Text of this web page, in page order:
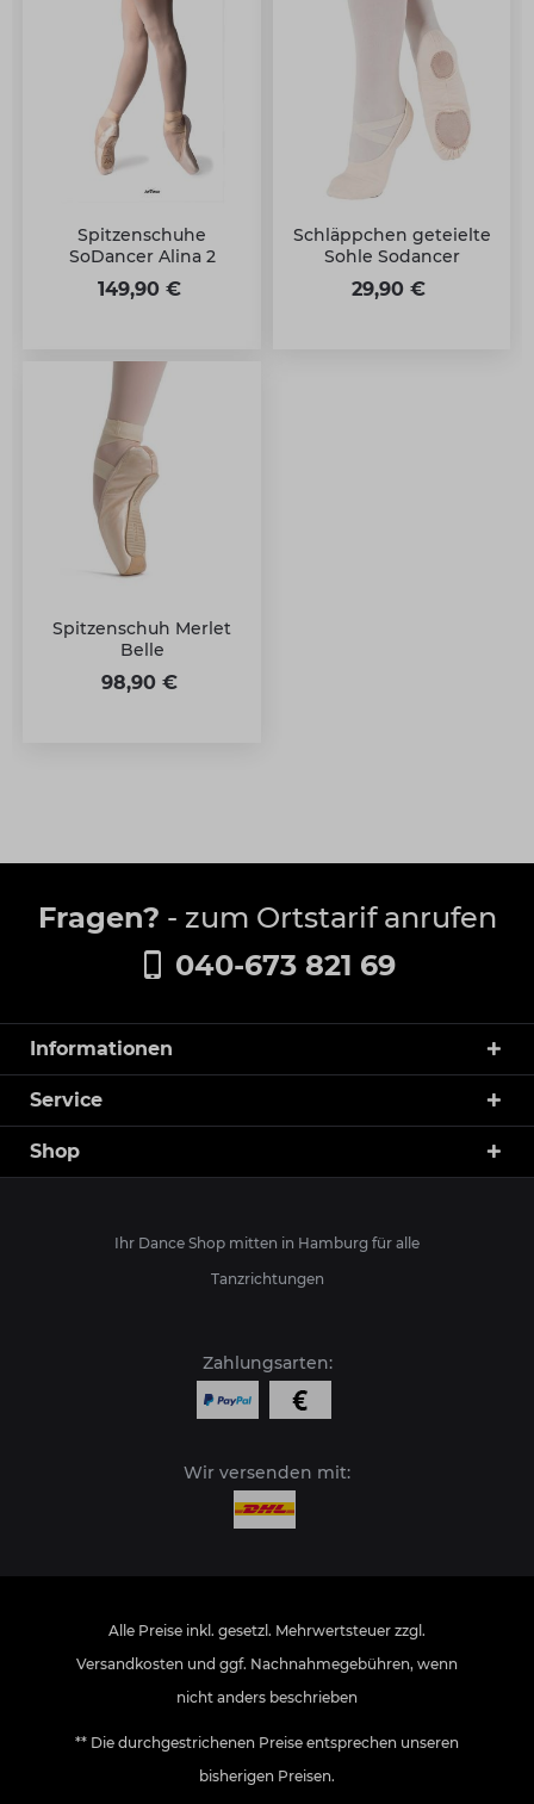
Spitzenschuhe
SoDancer Alina 2
149,90 €
Schläppchen geteielte
Sohle Sodancer
29,90 €
Spitzenschuh Merlet
Belle
98,90 €
Fragen? - zum Ortstarif anrufen
040-673 821 69
Informationen
Service
Shop
Ihr Dance Shop mitten in Hamburg für alle
Tanzrichtungen
Zahlungsarten:
Wir versenden mit:
Alle Preise inkl. gesetzl. Mehrwertsteuer zzgl.
Versandkosten und ggf. Nachnahmegebühren, wenn
nicht anders beschrieben
** Die durchgestrichenen Preise entsprechen unseren
bisherigen Preisen.